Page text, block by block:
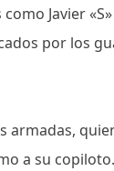
Javier
por los
armadas,
a su copiloto.